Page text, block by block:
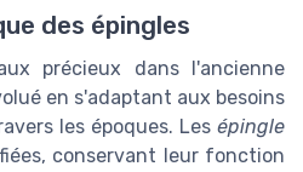
des épingles
précieux dans l'ancienne
en s'adaptant aux besoins
les époques. Les épingle
conservant leur fonction